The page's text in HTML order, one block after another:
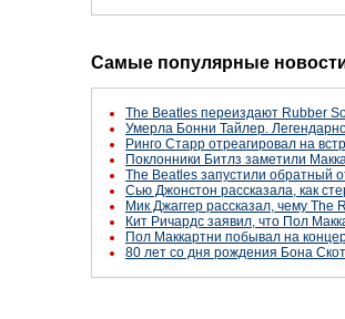
Самые популярные
The Beatles переиздают Rubber
Умерла Бонни Тайлер.
Ринго Старр отреагировал на
Поклонники Битлз заметили
The Beatles запустили обратный
Сью Джонстон рассказала, как
Мик Джаггер рассказал, чему The
Кит Ричардс заявил, что Пол
Пол Маккартни побывал на
80 лет со дня рождения Бона